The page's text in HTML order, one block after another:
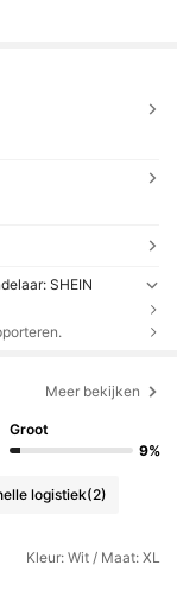
SHEIN
Meer bekijken
Groot
9%
logistiek(2)
Kleur: Wit / Maat: XL